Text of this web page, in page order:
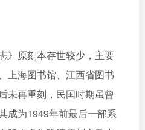
》原刻本存世较少，主要
上海图书馆、江西省图书
未再重刻，民国时期虽曾
成为1949年前最后一部系